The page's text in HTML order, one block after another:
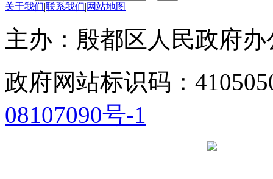
关于我们|联系我们|网站地图
主办：殷都区人民政
政府网站标识码：
08107090号-1